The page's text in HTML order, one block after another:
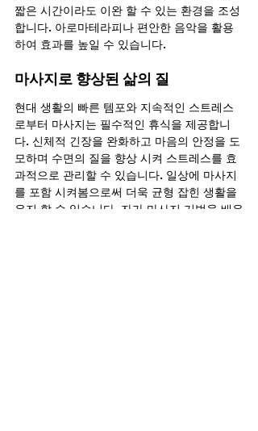
짧은 시간이라도 이완 할 수 있는 환경을 조성
합니다. 아로마테라피나 편안한 음악을 활용
하여 효과를 높일 수 있습니다.
마사지로 향상된 삶의 질
현대 생활의 빠른 템포와 지속적인 스트레스
로부터 마사지는 필수적인 휴식을 제공합니
다. 신체적 긴장을 완화하고 마음의 안정을 도
모하며 수면의 질을 향상 시켜 스트레스를 효
과적으로 관리할 수 있습니다. 일상에 마사지
를 포함 시켜봄으로써 더욱 균형 잡힌 생활을
유지 할 수 있습니다. 자가 마사지 기법을 배우